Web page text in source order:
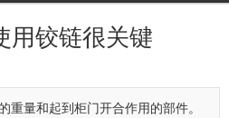
用铰链很关键
量和起到柜门开合作用的部件。